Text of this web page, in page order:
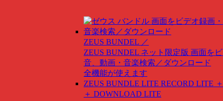
ZEUS BUNDEL ／
ZEUS BUNDEL ネット限定版 画面を
音、動画・音楽検索／ダウンロード
全機能が使えます
ZEUS BUNDLE LITE RECORD LITE
＋ DOWNLOAD LITE